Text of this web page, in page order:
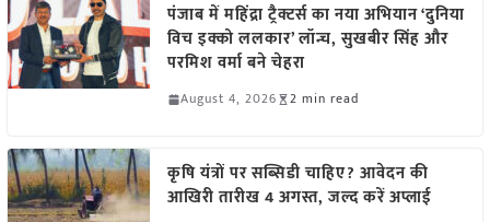
पंजाब में महिंद्रा ट्रैक्टर्स का नया अभियान ‘दुनिया
विच इक्को ललकार’ लॉन्च, सुखबीर सिंह और
परमिश वर्मा बने चेहरा
August 4, 2026 2 min read
कृषि यंत्रों पर सब्सिडी चाहिए? आवेदन की
आखिरी तारीख 4 अगस्त, जल्द करें अप्लाई